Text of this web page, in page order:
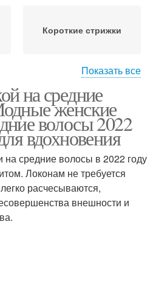
Короткие стрижки
Удобные стрижки
Показать все
на средние
женские
волосы 2022
вдохновения
средние волосы в 2022 году
Локонам не требуется
расчесываются,
внешности и